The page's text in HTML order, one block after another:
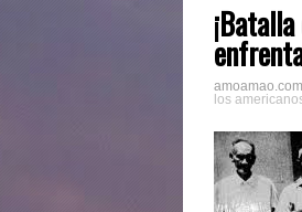
amoamao.com
los